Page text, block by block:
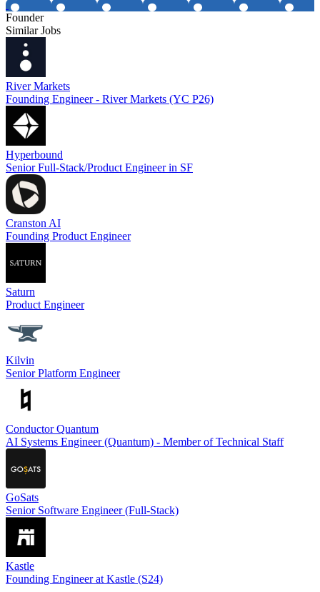
Founder
Similar Jobs
River Markets
Founding Engineer - River Markets (YC P26)
Hyperbound
Senior Full-Stack/Product Engineer in SF
Cranston AI
Founding Product Engineer
Saturn
Product Engineer
Kilvin
Senior Platform Engineer
Conductor Quantum
AI Systems Engineer (Quantum) - Member of Technical Staff
GoSats
Senior Software Engineer (Full-Stack)
Kastle
Founding Engineer at Kastle (S24)